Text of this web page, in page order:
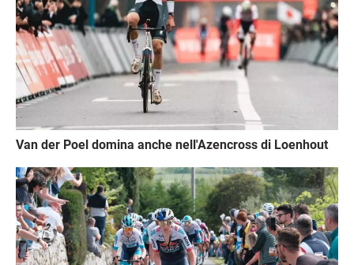
Van der Poel domina anche nell'Azencross di Loenhout
Immagine